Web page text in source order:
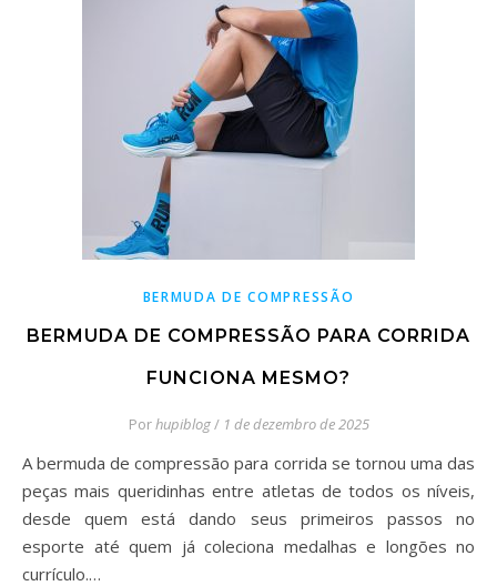
BERMUDA DE COMPRESSÃO
BERMUDA DE COMPRESSÃO PARA CORRIDA
FUNCIONA MESMO?
Porhupiblog/ 1 de dezembro de 2025
A bermuda de compressão para corrida se tornou uma das
peças mais queridinhas entre atletas de todos os níveis,
desde quem está dando seus primeiros passos no
esporte até quem já coleciona medalhas e longões no
currículo.…